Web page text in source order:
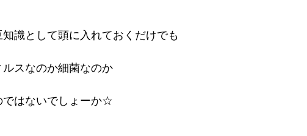
識として頭に入れておくだけでも
スなのか細菌なのか
ではないでしょーか☆